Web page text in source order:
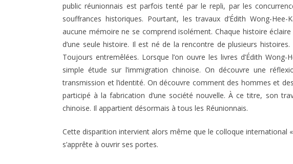
public réunionnais est parfois tenté par le repli, par les
souffrances historiques. Pourtant, les travaux d’Édith Wong-
aucune mémoire ne se comprend isolément. Chaque histoire
d’une seule histoire. Il est né de la rencontre de plusieurs
Toujours entremêlées. Lorsque l’on ouvre les livres d’Édith Wong-
simple étude sur l’immigration chinoise. On découvre une
transmission et l’identité. On découvre comment des hommes et
participé à la fabrication d’une société nouvelle. À ce titre, son
chinoise. Il appartient désormais à tous les Réunionnais.
Cette disparition intervient alors même que le colloque international «
s’apprête à ouvrir ses portes.